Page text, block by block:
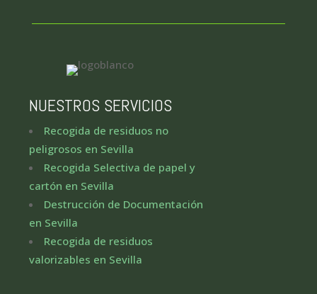
NUESTROS SERVICIOS
Recogida de residuos no
peligrosos en Sevilla
Recogida Selectiva de papel y
cartón en Sevilla
Destrucción de Documentación
en Sevilla
Recogida de residuos
valorizables en Sevilla